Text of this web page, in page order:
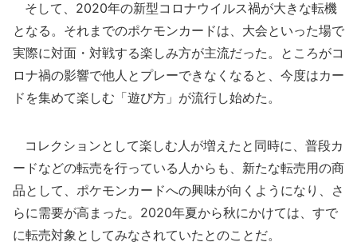
そして、2020年の新型コロナウイルス禍が大きな転機
となる。それまでのポケモンカードは、大会といった場で
実際に対面・対戦する楽しみ方が主流だった。ところがコ
ロナ禍の影響で他人とプレーできなくなると、今度はカー
ドを集めて楽しむ「遊び方」が流行し始めた。
コレクションとして楽しむ人が増えたと同時に、普段カ
ードなどの転売を行っている人からも、新たな転売用の商
品として、ポケモンカードへの興味が向くようになり、さ
らに需要が高まった。2020年夏から秋にかけては、すで
に転売対象としてみなされていたとのことだ。